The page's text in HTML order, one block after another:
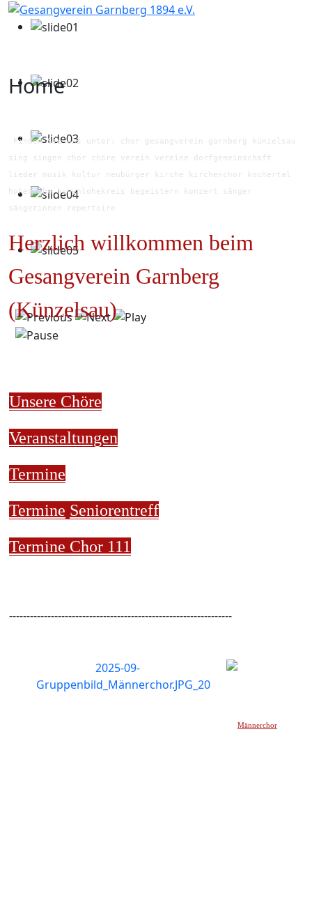
Home
Finden Sie uns unter: chor gesangverein garnberg künzelsau
sing singen chor chöre verein vereine dorfgemeinschaft
lieder musik kultur neubürger kirche kirchenchor kochertal
hohenlohe hohenlohekreis begeistern konzert sänger
sängerinnen repertoire
Herzlich willkommen beim
Gesangverein Garnberg
(Künzelsau)
Unsere Chöre
Veranstaltungen
Termine
Termine Seniorentreff
Termine Chor 111
----------------------------------------------------------------
Männerchor